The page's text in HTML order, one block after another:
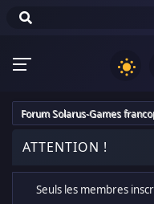
Forum Solarus-Games
ATTENTION !
Seuls les membres